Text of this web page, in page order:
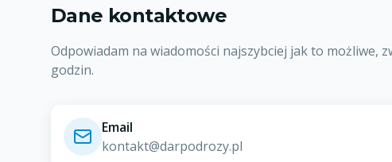
Dane kontaktowe
Odpowiadam na wiadomości najszybciej jak to możliwe,
godzin.
Email
kontakt@darpodrozy.pl